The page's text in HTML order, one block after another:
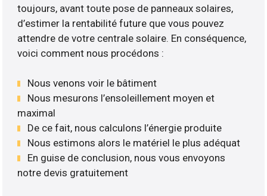
toujours, avant toute pose de panneaux solaires,
d’estimer la rentabilité future que vous pouvez
attendre de votre centrale solaire. En conséquence,
voici comment nous procédons :
Nous venons voir le bâtiment
Nous mesurons l’ensoleillement moyen et
maximal
De ce fait, nous calculons l’énergie produite
Nous estimons alors le matériel le plus adéquat
En guise de conclusion, nous vous envoyons
notre devis gratuitement